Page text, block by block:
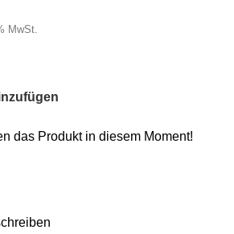
MwSt.
das Produkt in diesem Moment!